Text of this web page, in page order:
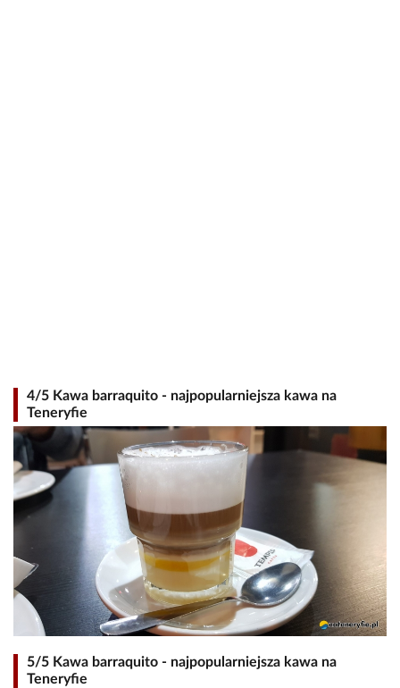
4/5 Kawa barraquito - najpopularniejsza kawa na
Teneryfie
5/5 Kawa barraquito - najpopularniejsza kawa na
Teneryfie